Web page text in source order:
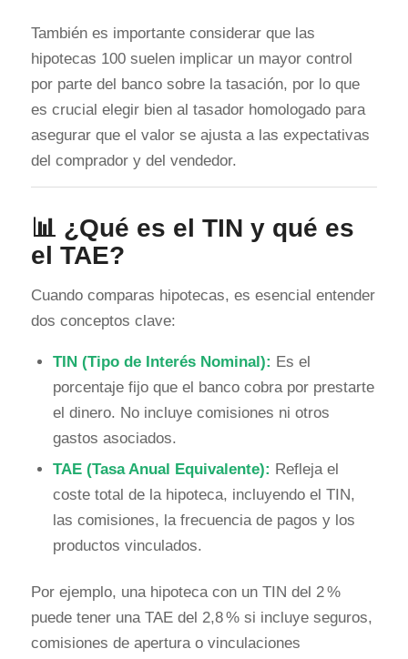
También es importante considerar que las
hipotecas 100 suelen implicar un mayor control
por parte del banco sobre la tasación, por lo que
es crucial elegir bien al tasador homologado para
asegurar que el valor se ajusta a las expectativas
del comprador y del vendedor.
📊 ¿Qué es el TIN y qué es
el TAE?
Cuando comparas hipotecas, es esencial entender
dos conceptos clave:
TIN (Tipo de Interés Nominal): Es el
porcentaje fijo que el banco cobra por prestarte
el dinero. No incluye comisiones ni otros
gastos asociados.
TAE (Tasa Anual Equivalente): Refleja el
coste total de la hipoteca, incluyendo el TIN,
las comisiones, la frecuencia de pagos y los
productos vinculados.
Por ejemplo, una hipoteca con un TIN del 2 %
puede tener una TAE del 2,8 % si incluye seguros,
comisiones de apertura o vinculaciones